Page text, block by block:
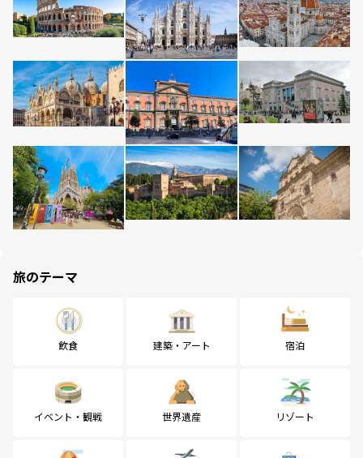
旅のテーマ
飲食 建築・アート 宿泊
イベント・観戦 世界遺産 リゾート